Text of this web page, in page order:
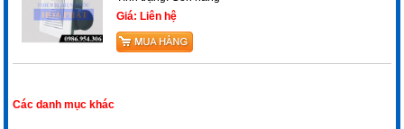
Giá: Liên hệ
Các danh mục khác